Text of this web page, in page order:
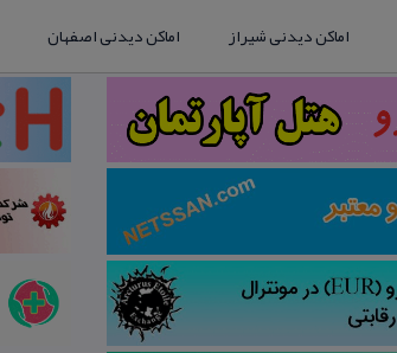
اماکن دیدنی شیراز اماکن دیدنی اصفهان